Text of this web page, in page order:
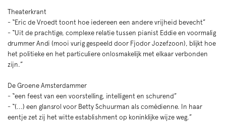
Theaterkrant
- “Eric de Vroedt toont hoe iedereen een andere vrijheid bevecht”
- “Uit de prachtige, complexe relatie tussen pianist Eddie en voormalig
drummer Andi (mooi vurig gespeeld door Fjodor Jozefzoon), blijkt hoe
het politieke en het particuliere onlosmakelijk met elkaar verbonden
zijn.”
De Groene Amsterdammer
- “een feest van een voorstelling, intelligent en schurend”
- “(...) een glansrol voor Betty Schuurman als comédienne. In haar
eentje zet zij het witte establishment op koninklijke wijze weg.”